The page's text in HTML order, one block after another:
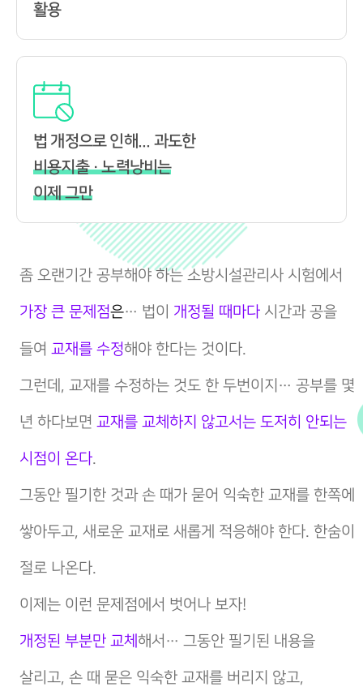
활용
법 개정으로 인해... 과도한
비용지출 · 노력낭비는
이제 그만
좀 오랜기간 공부해야 하는 소방시설관리사 시험에서
가장 큰 문제점은… 법이 개정될 때마다 시간과 공을
들여 교재를 수정해야 한다는 것이다.
그런데, 교재를 수정하는 것도 한 두번이지… 공부를 몇
년 하다보면 교재를 교체하지 않고서는 도저히 안되는
시점이 온다.
그동안 필기한 것과 손 때가 묻어 익숙한 교재를 한쪽에
쌓아두고, 새로운 교재로 새롭게 적응해야 한다. 한숨이
절로 나온다.
이제는 이런 문제점에서 벗어나 보자!
개정된 부분만 교체 해서… 그동안 필기된 내용을
살리고, 손 때 묻은 익숙한 교재를 버리지 않고,